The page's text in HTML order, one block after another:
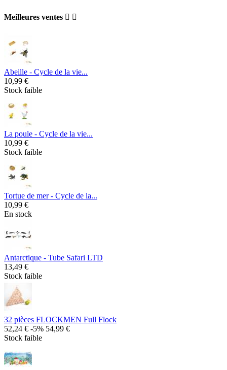
Meilleures ventes  
Abeille - Cycle de la vie...
10,99 €
Stock faible
La poule - Cycle de la vie...
10,99 €
Stock faible
Tortue de mer - Cycle de la...
10,99 €
En stock
Antarctique - Tube Safari LTD
13,49 €
Stock faible
32 pièces FLOCKMEN Full Flock
52,24 € -5% 54,99 €
Stock faible